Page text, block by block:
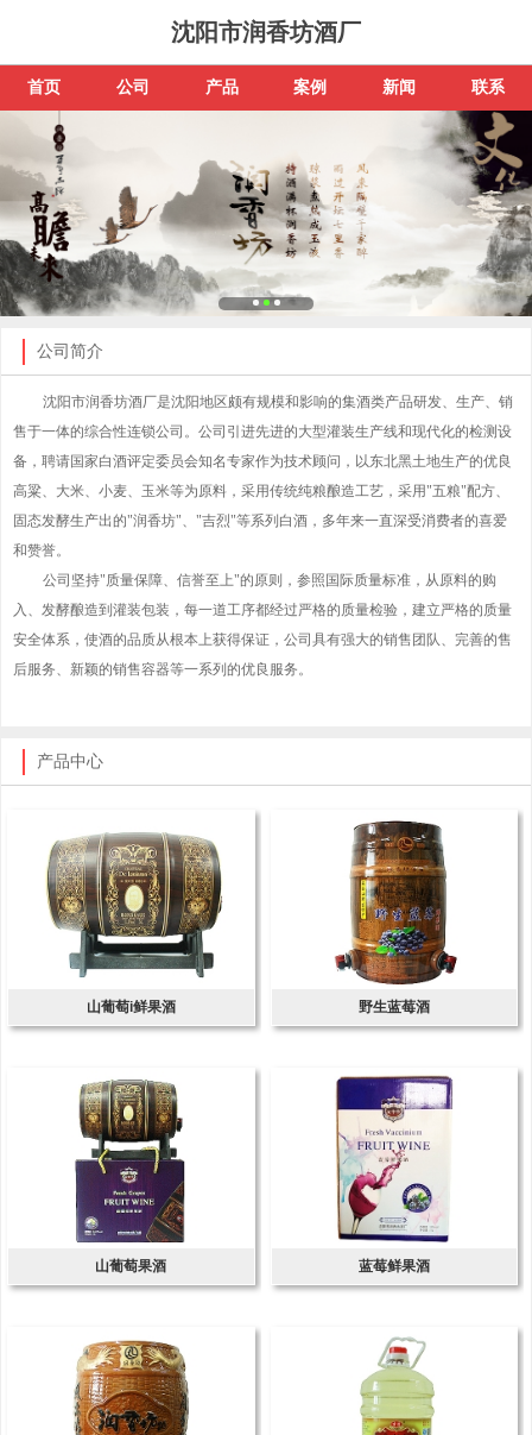
沈阳市润香坊酒厂
首页 公司 产品 案例 新闻 联系
公司简介
沈阳市润香坊酒厂是沈阳地区颇有规模和影响的集酒类产品研发、生产、销
售于一体的综合性连锁公司。公司引进先进的大型灌装生产线和现代化的检测设
备，聘请国家白酒评定委员会知名专家作为技术顾问，以东北黑土地生产的优良
高粱、大米、小麦、玉米等为原料，采用传统纯粮酿造工艺，采用"五粮"配方、
固态发酵生产出的"润香坊"、"吉烈"等系列白酒，多年来一直深受消费者的喜爱
和赞誉。
公司坚持"质量保障、信誉至上"的原则，参照国际质量标准，从原料的购
入、发酵酿造到灌装包装，每一道工序都经过严格的质量检验，建立严格的质量
安全体系，使酒的品质从根本上获得保证，公司具有强大的销售团队、完善的售
后服务、新颖的销售容器等一系列的优良服务。
产品中心
山葡萄i鲜果酒 野生蓝莓酒
山葡萄果酒 蓝莓鲜果酒